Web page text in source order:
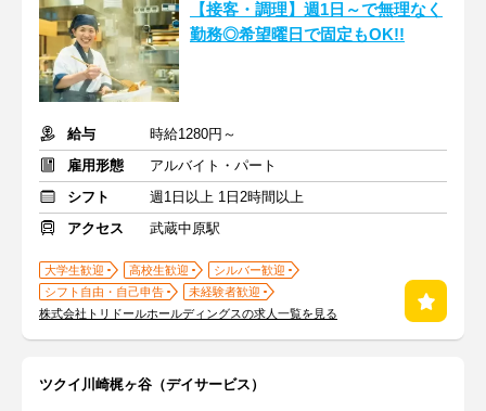
【接客・調理】週1日～で無理なく
勤務◎希望曜日で固定もOK!!
給与
時給1280円～
雇用形態
アルバイト・パート
シフト
週1日以上 1日2時間以上
アクセス
武蔵中原駅
大学生歓迎 高校生歓迎
シルバー歓迎
シフト自由・自己申告
未経験者歓迎
株式会社トリドールホールディングスの求人一覧を見る
ツクイ川崎梶ヶ谷（デイサービス）